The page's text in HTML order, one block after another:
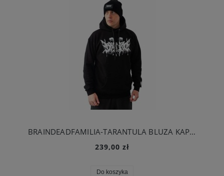
BRAINDEADFAMILIA-TARANTULA BLUZA KAPTUR CZARNA
239,00 zł
Do koszyka